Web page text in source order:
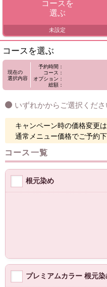
コースを
選ぶ
未設定
コースを選ぶ
現在の
選択内容
予約時間：
コース：
オプション：
総額：
いずれかからご選択くださ
キャンペーン時の価格変更
通常メニュー価格でご予約下
コース一覧
根元染め
プレミアムカラー 根元